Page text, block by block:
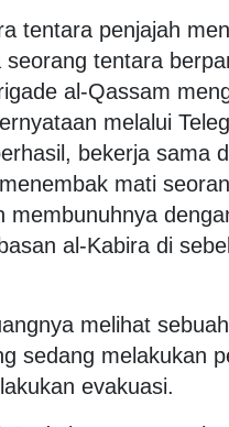
tentara penjajah
seorang tentara
al-Qassam
melalui
bekerja sama
mati
membunuhnya
al-Kabira di
melihat
sedang melakukan
evakuasi.